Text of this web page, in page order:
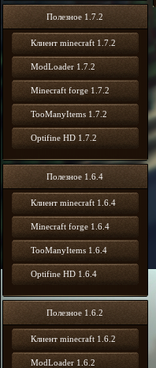
Полезное 1.7.2
Клиент minecraft 1.7.2
ModLoader 1.7.2
Minecraft forge 1.7.2
TooManyItems 1.7.2
Optifine HD 1.7.2
Полезное 1.6.4
Клиент minecraft 1.6.4
Minecraft forge 1.6.4
TooManyItems 1.6.4
Optifine HD 1.6.4
Полезное 1.6.2
Клиент minecraft 1.6.2
ModLoader 1.6.2